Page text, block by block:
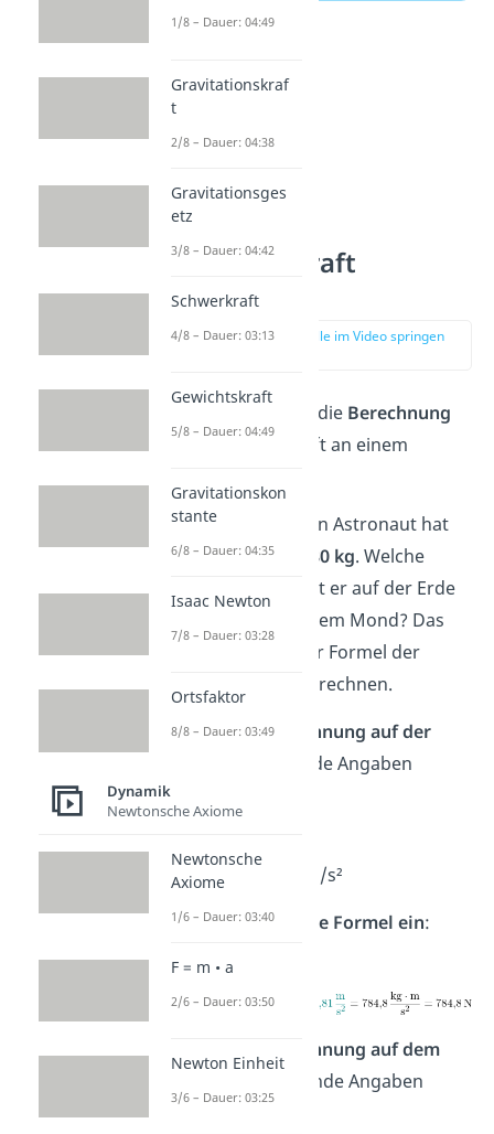
Gewichtskraft
berechnen
zur Stelle im Video springen
Schauen wir uns die Berechnung
der Gewichtskraft an einem
Angenommen, ein Astronaut hat
eineMasse von 80 kg. Welche
Gewichtskraft hat er auf der Erde
und welche auf dem Mond? Das
kannst du mit der Formel der
Gewichtskraft berechnen.
1.) Für dieBerechnung auf der
sind folgende Angaben
gErde
= 9,81 m/s²
Diesetztdu in die Formel ein:
Berechnung auf dem
sind folgende Angaben
1/8 – Dauer: 04:49
Gravitationskraf
t
2/8 – Dauer: 04:38
Gravitationsges
etz
3/8 – Dauer: 04:42
Schwerkraft
4/8 – Dauer: 03:13
Gewichtskraft
5/8 – Dauer: 04:49
Gravitationskon
stante
6/8 – Dauer: 04:35
Isaac Newton
7/8 – Dauer: 03:28
Ortsfaktor
8/8 – Dauer: 03:49
Dynamik
Newtonsche Axiome
Newtonsche
Axiome
1/6 – Dauer: 03:40
F = m • a
2/6 – Dauer: 03:50
Newton Einheit
3/6 – Dauer: 03:25